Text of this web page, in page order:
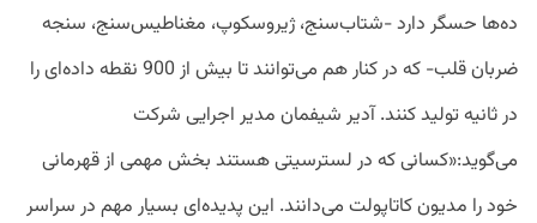
ده‌ها حسگر دارد -شتاب‌سنج، ژیروسکوپ، مغناطیس‌سنج، سنجه
ضربان قلب- که در کنار هم می‌توانند تا بیش از 900 نقطه داده‌ای را
در ثانیه تولید کنند. آدیر شیفمان مدیر اجرایی شرکت
می‌گوید:«کسانی که در لسترسیتی هستند بخش مهمی از قهرمانی
خود را مدیون کاتاپولت می‌دانند. این پدیده‌ای بسیار مهم در سراسر